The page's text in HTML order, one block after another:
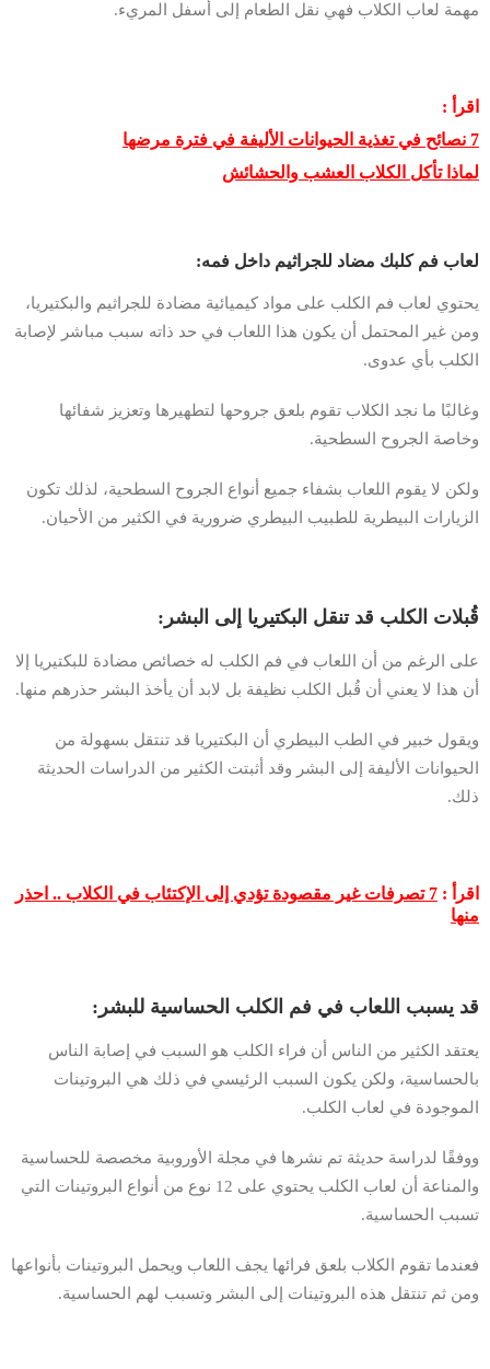
مهمة لعاب الكلاب فهي نقل الطعام إلى أسفل المريء.
اقرأ :
7 نصائح في تغذية الحيوانات الأليفة في فترة مرضها
لماذا تأكل الكلاب العشب والحشائش
لعاب فم كلبك مضاد للجراثيم داخل فمه:
يحتوي لعاب فم الكلب على مواد كيميائية مضادة للجراثيم والبكتيريا،
ومن غير المحتمل أن يكون هذا اللعاب في حد ذاته سبب مباشر لإصابة
الكلب بأي عدوى.
وغالبًا ما نجد الكلاب تقوم بلعق جروحها لتطهيرها وتعزيز شفائها
وخاصة الجروح السطحية.
ولكن لا يقوم اللعاب بشفاء جميع أنواع الجروح السطحية، لذلك تكون
الزيارات البيطرية للطبيب البيطري ضرورية في الكثير من الأحيان.
قُبلات الكلب قد تنقل البكتيريا إلى البشر:
على الرغم من أن اللعاب في فم الكلب له خصائص مضادة للبكتيريا إلا
أن هذا لا يعني أن قُبل الكلب نظيفة بل لابد أن يأخذ البشر حذرهم منها.
ويقول خبير في الطب البيطري أن البكتيريا قد تنتقل بسهولة من
الحيوانات الأليفة إلى البشر وقد أثبتت الكثير من الدراسات الحديثة
ذلك.
اقرأ :
7 تصرفات غير مقصودة تؤدي إلى الإكتئاب في الكلاب .. احذر
منها
قد يسبب اللعاب في فم الكلب الحساسية للبشر:
يعتقد الكثير من الناس أن فراء الكلب هو السبب في إصابة الناس
بالحساسية، ولكن يكون السبب الرئيسي في ذلك هي البروتينات
الموجودة في لعاب الكلب.
ووفقًا لدراسة حديثة تم نشرها في مجلة الأوروبية مخصصة للحساسية
والمناعة أن لعاب الكلب يحتوي على 12 نوع من أنواع البروتينات التي
تسبب الحساسية.
فعندما تقوم الكلاب بلعق فرائها يجف اللعاب ويحمل البروتينات بأنواعها
ومن ثم تنتقل هذه البروتينات إلى البشر وتسبب لهم الحساسية.